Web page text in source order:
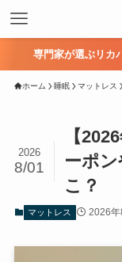
専門家が選ぶリカ
ホーム 睡眠 マットレス
【
ーポ
こ？
2026
8/01
マットレス 2026年